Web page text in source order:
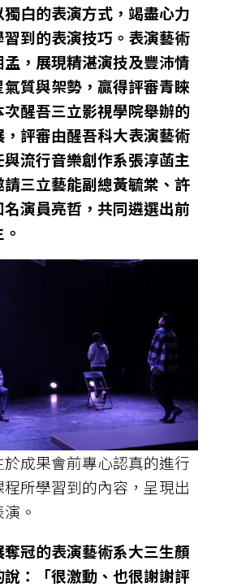
白的表演方式，竭盡心力
到的表演技巧。表演藝術
，展現精湛演技及豐沛情
質與架勢，贏得評審青睞
次醒吾三立影視學院舉辦的
評審由醒吾科大表演藝術
流行音樂創作系張淳菡主
三立藝能副總黃毓棠、許
演員亮哲，共同遴選出前
於成果會前專心認真的進行
所學習到的內容，呈現出
。
冠的表演藝術系大三生顏
：「很激動、也很謝謝評